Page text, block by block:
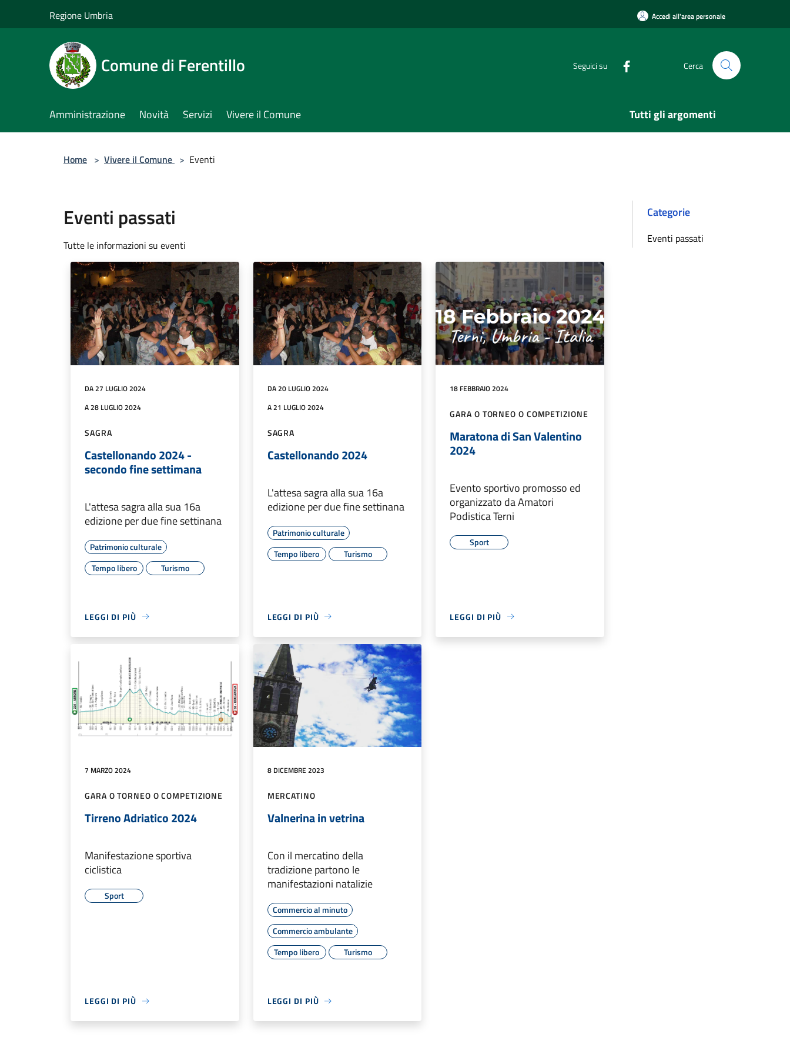
Regione Umbria Accedi all'area personale
Comune di Ferentillo Seguici su Cerca
Amministrazione Novità Servizi Vivere il Comune Tutti gli argomenti
Home > Vivere il Comune > Eventi
Eventi passati
Tutte le informazioni su eventi
DA 27 LUGLIO 2024
A 28 LUGLIO 2024
SAGRA
Castellonando 2024 -
secondo fine settimana
L'attesa sagra alla sua 16a
edizione per due fine settinana
Patrimonio culturale
Tempo libero
Turismo
LEGGI DI PIÙ
DA 20 LUGLIO 2024
A 21 LUGLIO 2024
SAGRA
Castellonando 2024
L'attesa sagra alla sua 16a
edizione per due fine settinana
Patrimonio culturale
Tempo libero
Turismo
LEGGI DI PIÙ
18 FEBBRAIO 2024
GARA O TORNEO O COMPETIZIONE
Maratona di San Valentino
2024
Evento sportivo promosso ed
organizzato da Amatori
Podistica Terni
Sport
LEGGI DI PIÙ
7 MARZO 2024
GARA O TORNEO O COMPETIZIONE
Tirreno Adriatico 2024
Manifestazione sportiva
ciclistica
Sport
LEGGI DI PIÙ
8 DICEMBRE 2023
MERCATINO
Valnerina in vetrina
Con il mercatino della
tradizione partono le
manifestazioni natalizie
Commercio al minuto
Commercio ambulante
Tempo libero
Turismo
LEGGI DI PIÙ
Categorie
Eventi passati